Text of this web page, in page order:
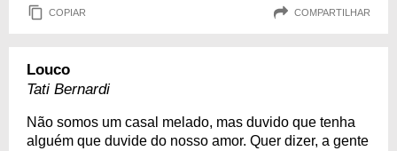
COPIAR COMPARTILHAR
Louco
Tati Bernardi
Não somos um casal melado, mas duvido que tenha
alguém que duvide do nosso amor. Quer dizer, a gente